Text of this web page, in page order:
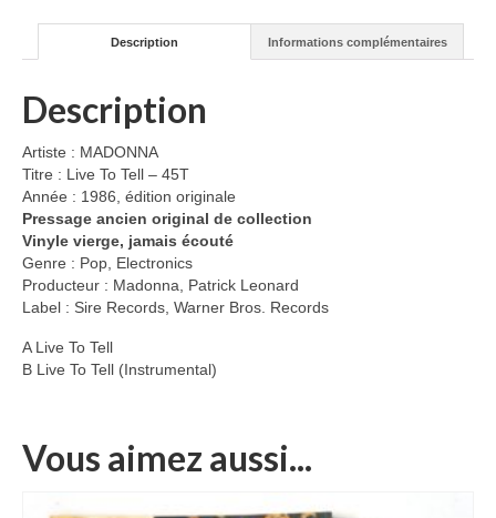
Description Informations complémentaires
Description
Artiste : MADONNA
Titre : Live To Tell – 45T
Année : 1986, édition originale
Pressage ancien original de collection
Vinyle vierge, jamais écouté
Genre : Pop, Electronics
Producteur : Madonna, Patrick Leonard
Label : Sire Records, Warner Bros. Records
A Live To Tell
B Live To Tell (Instrumental)
Vous aimez aussi...